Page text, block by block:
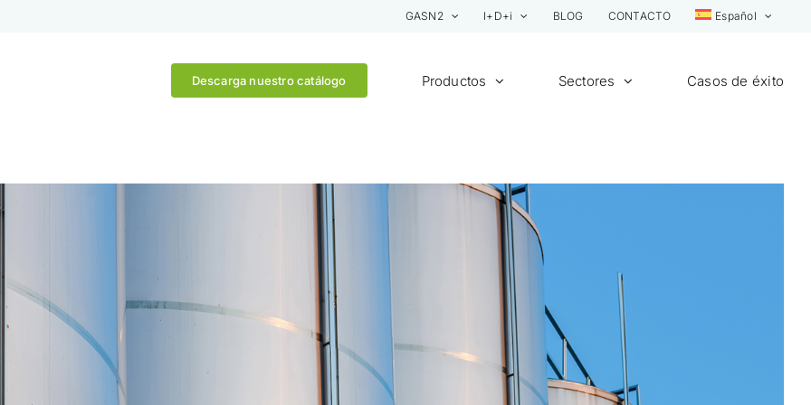
GASN2 I+D+i BLOG CONTACTO Español
Descarga nuestro catálogo Productos Sectores Casos de éxito